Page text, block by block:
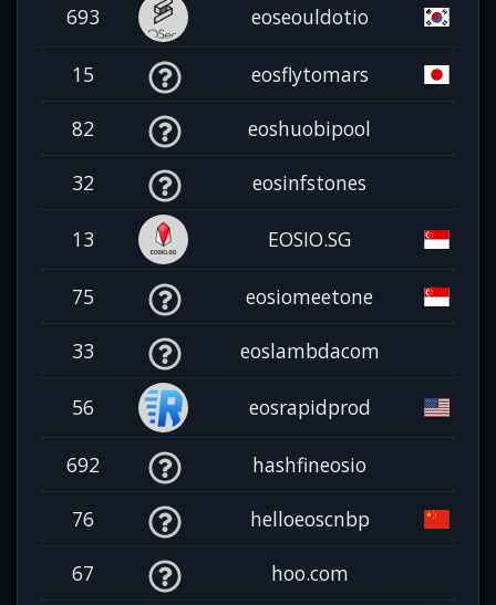
693 eoseouldotio
15 eosflytomars
82 eoshuobipool
32 eosinfstones
13 EOSIO.SG
75 eosiomeetone
33 eoslambdacom
56 eosrapidprod
692 hashfineosio
76 helloeoscnbp
67 hoo.com